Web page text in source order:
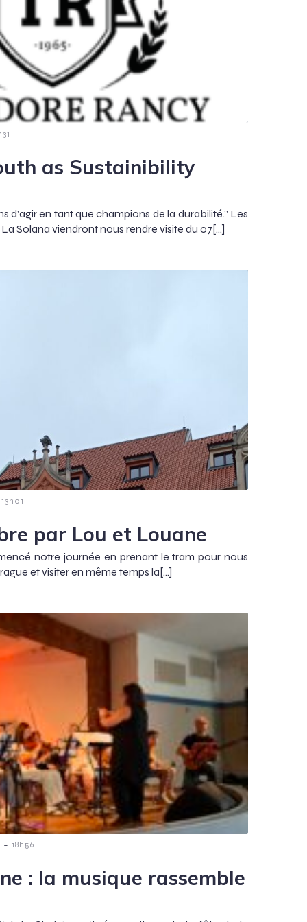
as Sustainibility
d’agir en tant que champions de la durabilité.” Les
Solana viendront nous rendre visite du 07[…]
13h01
par Lou et Louane
notre journée en prenant le tram pour nous
et visiter en même temps la[…]
- 18h56
: la musique rassemble